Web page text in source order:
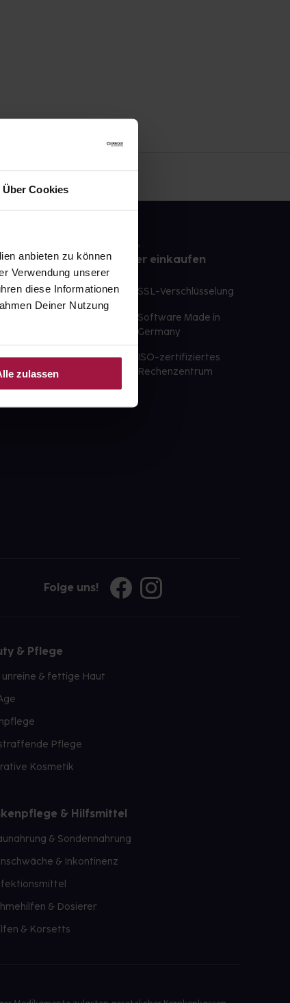
Über Cookies
anbieten zu können
Verwendung unserer
diese Informationen
Deiner Nutzung
zulassen
Sicher einkaufen
SSL-Verschlüsselung
Software Made in
Germany
ISO-zertifiziertes
Rechenzentrum
Folge uns!
& Pflege
unreine & fettige Haut
Pflege
Kosmetik
& Hilfsmittel
& Sondennahrung
& Inkontinenz
& Dosierer
& Korsetts